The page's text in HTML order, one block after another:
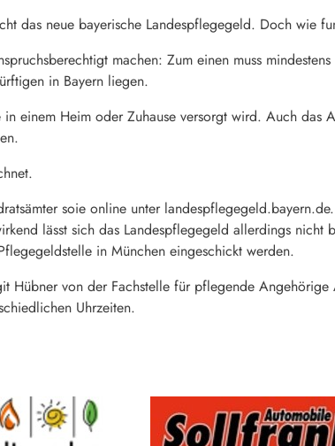
das neue bayerische Landespflegegeld. Doch wie
machen: Zum einen muss
in Bayern liegen.
einem Heim oder Zuhause versorgt wird. Auch das
soie online unter
lässt sich das Landespflegegeld allerdings nicht
in München eingeschickt werden.
Hübner von der Fachstelle für pflegende
Uhrzeiten.